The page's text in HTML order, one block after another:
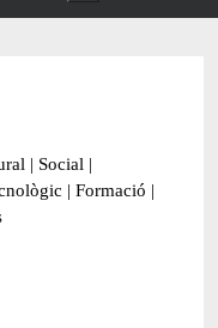
| Social |
| Formació |